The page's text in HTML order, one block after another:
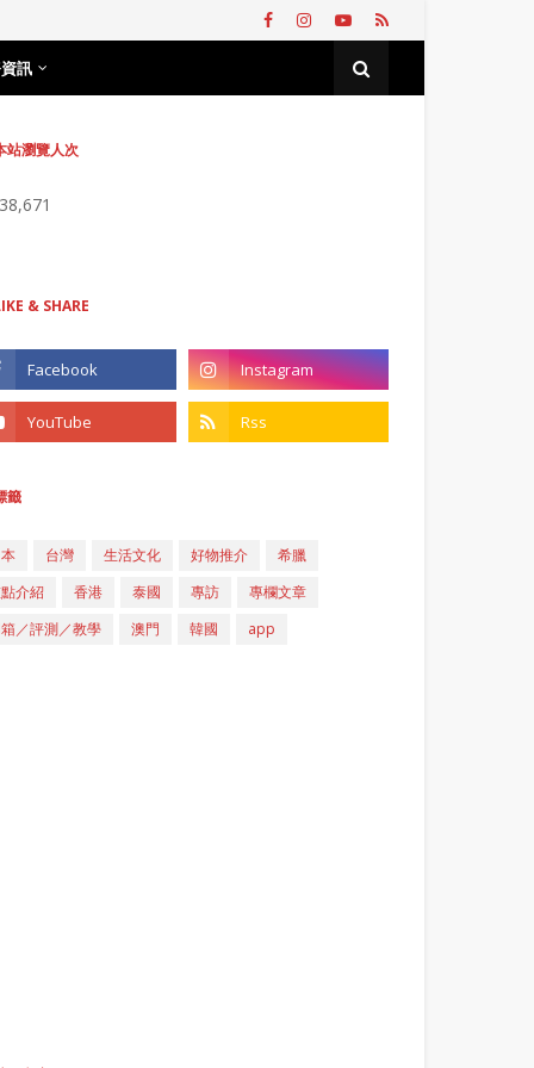
訊
站瀏覽人次
& SHARE
籤
台灣 生活文化 好物推介
希臘
介紹
香港 泰國 專訪
專欄文章
／評測／教學
澳門 韓國 app